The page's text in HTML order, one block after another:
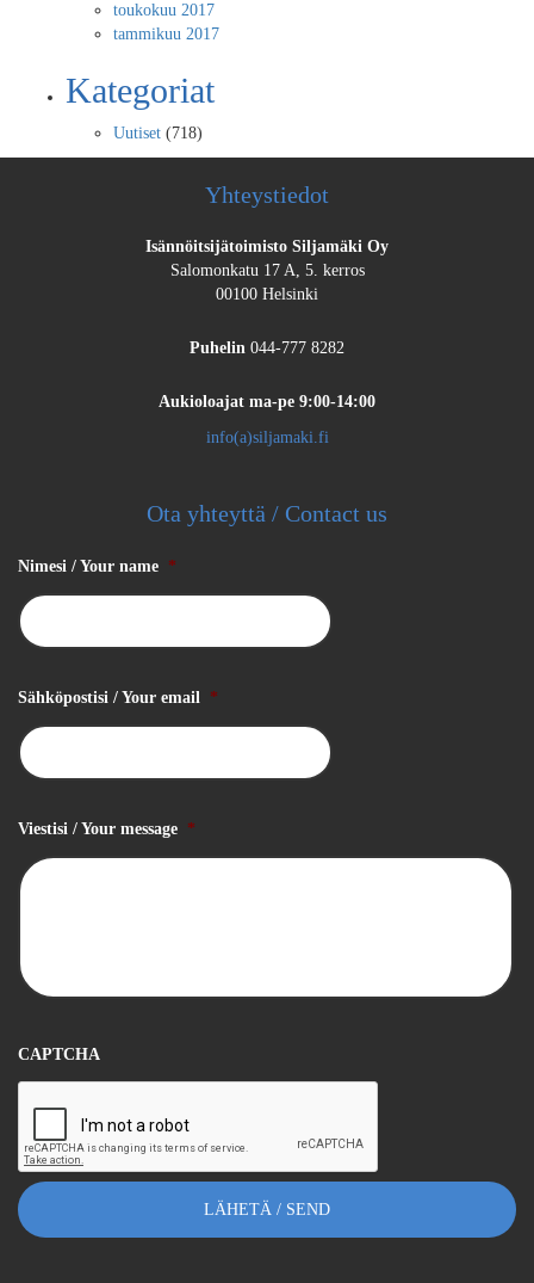
toukokuu 2017
tammikuu 2017
Kategoriat
Uutiset (718)
Yhteystiedot
Isännöitsijätoimisto Siljamäki Oy
Salomonkatu 17 A, 5. kerros
00100 Helsinki
Puhelin 044-777 8282
Aukioloajat ma-pe 9:00-14:00
info(a)siljamaki.fi
Ota yhteyttä / Contact us
Nimesi / Your name *
Sähköpostisi / Your email *
Viestisi / Your message *
CAPTCHA